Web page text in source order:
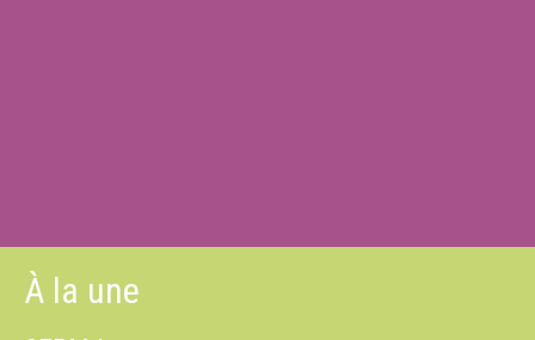
À la une